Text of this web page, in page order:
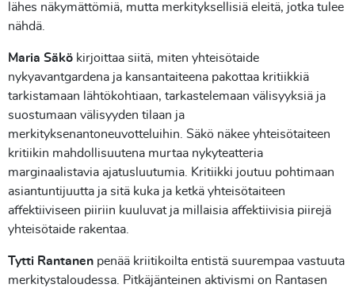
lähes näkymättömiä, mutta merkityksellisiä eleitä, jotka tulee
nähdä.
Maria Säkö kirjoittaa siitä, miten yhteisötaide
nykyavantgardena ja kansantaiteena pakottaa kritiikkiä
tarkistamaan lähtökohtiaan, tarkastelemaan välisyyksiä ja
suostumaan välisyyden tilaan ja
merkityksenantoneuvotteluihin. Säkö näkee yhteisötaiteen
kritiikin mahdollisuutena murtaa nykyteatteria
marginaalistavia ajatusluutumia. Kritiikki joutuu pohtimaan
asiantuntijuutta ja sitä kuka ja ketkä yhteisötaiteen
affektiiviseen piiriin kuuluvat ja millaisia affektiivisia piirejä
yhteisötaide rakentaa.
Tytti Rantanen penää kriitikoilta entistä suurempaa vastuuta
merkitystaloudessa. Pitkäjänteinen aktivismi on Rantasen